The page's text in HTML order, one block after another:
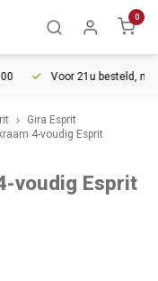
0
Voor 21u besteld,
Gira Esprit
4-voudig Esprit
voudig Esprit